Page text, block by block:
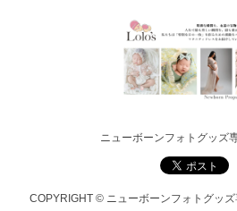
ニューボーンフォトグッ
COPYRIGHT © ニューボーンフォトグッ